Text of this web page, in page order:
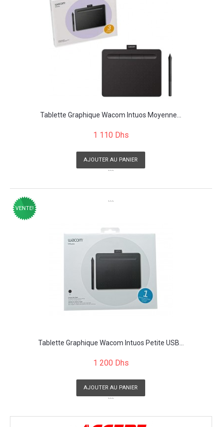
Tablette Graphique Wacom Intuos Moyenne...
1 110 Dhs
AJOUTER AU PANIER
```
```
VENTE!
Tablette Graphique Wacom Intuos Petite USB...
1 200 Dhs
AJOUTER AU PANIER
```